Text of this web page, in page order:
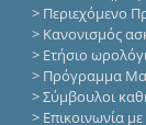
> Περιεχόμενο
> Κανονισμός
> Ετήσιο
> Πρόγραμμα
>Σύμβουλοι
> Επικοινωνία